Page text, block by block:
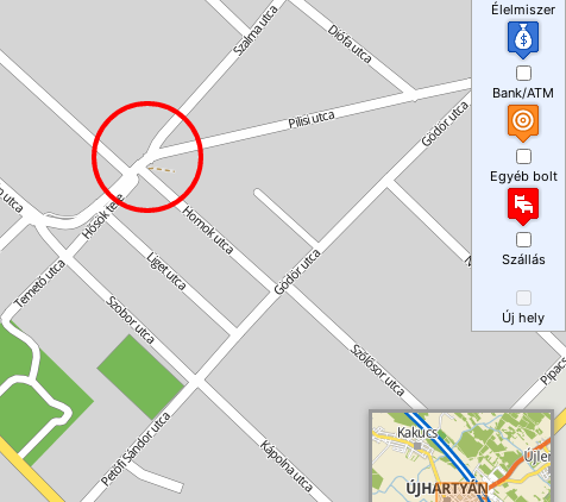
Élelmiszer
Bank/ATM
Egyéb bolt
Szállás
Új hely